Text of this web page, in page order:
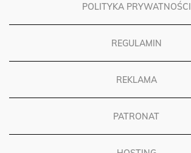
POLITYKA PRYWATNOŚCI
REGULAMIN
REKLAMA
PATRONAT